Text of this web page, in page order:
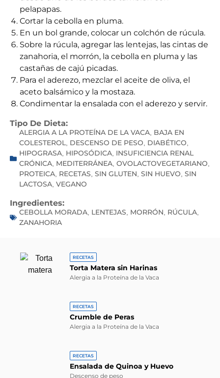
pelapapas.
Cortar la cebolla en pluma.
En un bol grande, colocar un colchón de rúcula.
Sobre la rúcula, agregar las lentejas, las cintas de
zanahoria, el morrón, la cebolla en pluma y las
castañas de cajú picadas.
Para el aderezo, mezclar el aceite de oliva, el
aceto balsámico y la mostaza.
Condimentar la ensalada con el aderezo y servir.
Tipo De Dieta:
ALERGIA A LA PROTEÍNA DE LA VACA, BAJA EN
COLESTEROL, DESCENSO DE PESO, DIABÉTICO,
HIPOGRASA, HIPOSÓDICA, INSUFICIENCIA RENAL
CRÓNICA, MEDITERRÁNEA, OVOLACTOVEGETARIANO,
PROTEICA, RECETAS, SIN GLUTEN, SIN HUEVO, SIN
LACTOSA, VEGANO
Ingredientes:
CEBOLLA MORADA, LENTEJAS, MORRÓN, RÚCULA,
ZANAHORIA
RECETAS
Torta Matera sin Harinas
Alergia a la Proteína de la Vaca
RECETAS
Crumble de Peras
Alergia a la Proteína de la Vaca
RECETAS
Ensalada de Quinoa y Huevo
Descenso de peso